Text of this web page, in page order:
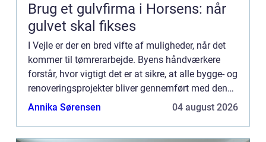
Brug et gulvfirma i Horsens: når
gulvet skal fikses
I Vejle er der en bred vifte af muligheder, når det
kommer til tømrerarbejde. Byens håndværkere
forstår, hvor vigtigt det er at sikre, at alle bygge- og
renoveringsprojekter bliver gennemført med den
højes...
Annika Sørensen 04 august 2026